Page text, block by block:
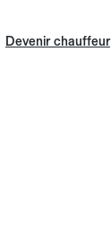
Devenir chauffeur